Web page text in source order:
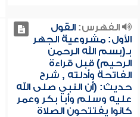
الفهرس:القول
الأول: مشروعية الجهر
بـ(بسم الله الرحمن
الرحيم) قبل قراءة
الفاتحة وأدلته , شرح
حديث: (أن النبي صلى الله
عليه وسلم وأبا بكر وعمر
كانوا يفتتحون الصلاة